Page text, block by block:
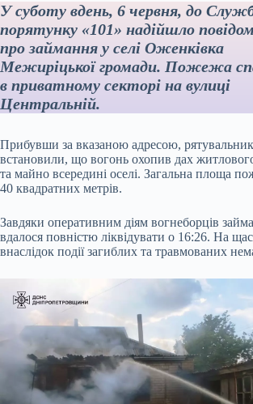
У суботу вдень, 6 червня, до
порятунку «101» надійшло
про займання у селі Оженківка
Межиріцької громади. Пожежа
в приватному секторі на вулиці
Центральній.
Прибувши за вказаною адресою,
встановили, що вогонь охопив дах
та майно всередині оселі. Загальна площа
40 квадратних метрів.
Завдяки оперативним діям вогнеборців
вдалося повністю ліквідувати о 16:26. На
внаслідок події загиблих та травмованих